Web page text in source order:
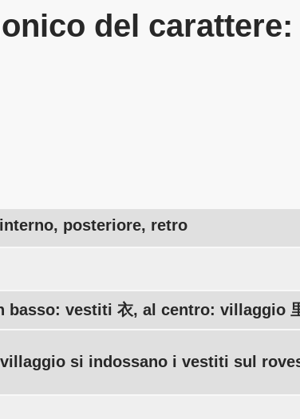
del carattere:
posteriore, retro
basso: vestiti 衣, al centro: villaggio
si indossano i vestiti sul